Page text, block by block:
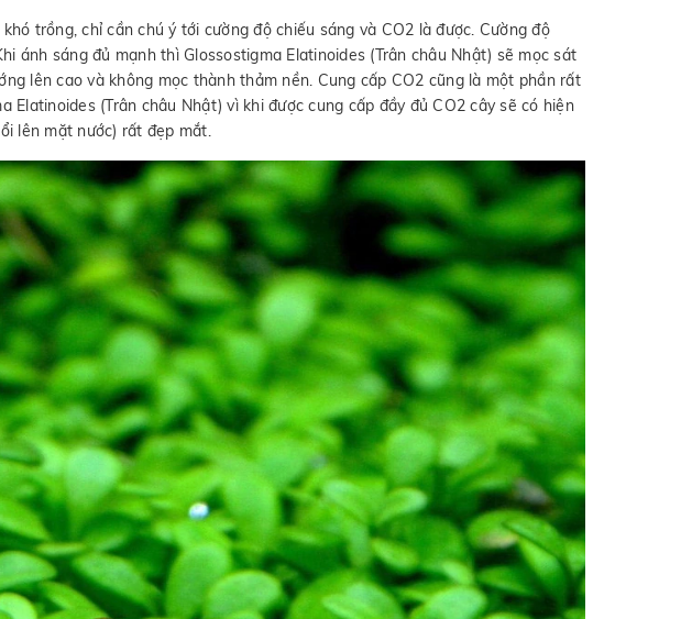
trồng, chỉ cần chú ý tới cường độ chiếu sáng và CO2 là được. Cường độ
ánh sáng đủ mạnh thì Glossostigma Elatinoides (Trân châu Nhật) sẽ mọc sát
lên cao và không mọc thành thảm nền. Cung cấp CO2 cũng là một phần rất
Elatinoides (Trân châu Nhật) vì khi được cung cấp đầy đủ CO2 cây sẽ có hiện
lên mặt nước) rất đẹp mắt.